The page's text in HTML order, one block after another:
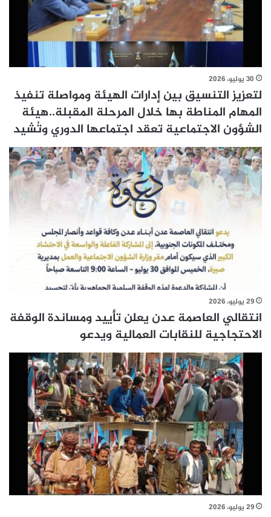
30 يوليو، 2026
لتعزيز التنسيق بين إدارات الهيئة ومواصلة تنفيذ
المهام المناطة بها خلال المرحلة المقبلة..هيئة
الشؤون الاجتماعية تعقد اجتماعها الدوري وتُشيد
29 يوليو، 2026
انتقالي العاصمة عدن يعلن تأييد ومساندة الوقفة
الاحتجاجية للنقابات العمالية ويدعو
29 يوليو، 2026